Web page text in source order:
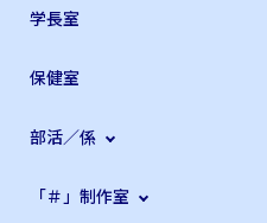
学長室
保健室
部活／係
「＃」制作室